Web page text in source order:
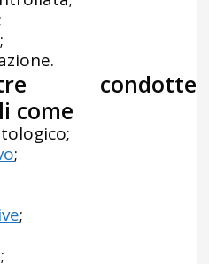
condotte
come
;
;